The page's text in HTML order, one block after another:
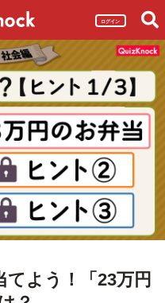
ログイン
よう！「23万円